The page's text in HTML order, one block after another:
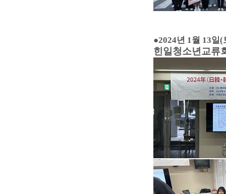
●2024년 1월 13일(
힌일청소년교류